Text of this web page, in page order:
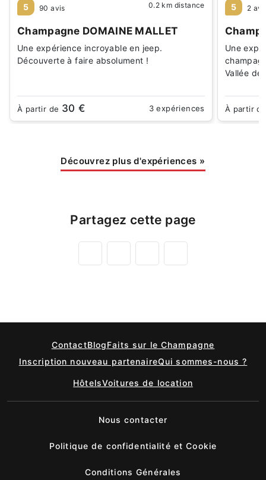
5 90 avis 0.2 km distance
Champagne DOMAINE MALLET
Une expérience incroyable en jeep.
Découverte à faire absolument !
À partir de 30 € 3 expériences
5 2
Une
Vallée de
À partir
Découvrez plus d'expériences »
Partagez cette page
ContactBlogFaits sur le Champagne
Inscription nouveau partenaireQui sommes-nous ?
HôtelsVoitures de location
Nous contacter
Politique de confidentialité et Cookie
Conditions Générales